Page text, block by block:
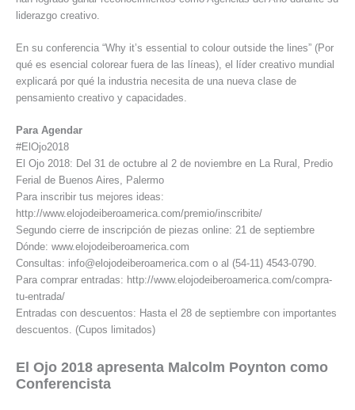
liderazgo creativo.
En su conferencia “Why it’s essential to colour outside the lines” (Por
qué es esencial colorear fuera de las líneas), el líder creativo mundial
explicará por qué la industria necesita de una nueva clase de
pensamiento creativo y capacidades.
Para Agendar
#ElOjo2018
El Ojo 2018: Del 31 de octubre al 2 de noviembre en La Rural, Predio
Ferial de Buenos Aires, Palermo
Para inscribir tus mejores ideas:
http://www.elojodeiberoamerica.com/premio/inscribite/
Segundo cierre de inscripción de piezas online: 21 de septiembre
Dónde: www.elojodeiberoamerica.com
Consultas: info@elojodeiberoamerica.com o al (54-11) 4543-0790.
Para comprar entradas: http://www.elojodeiberoamerica.com/compra-
tu-entrada/
Entradas con descuentos: Hasta el 28 de septiembre con importantes
descuentos. (Cupos limitados)
El Ojo 2018 apresenta Malcolm Poynton como
Conferencista